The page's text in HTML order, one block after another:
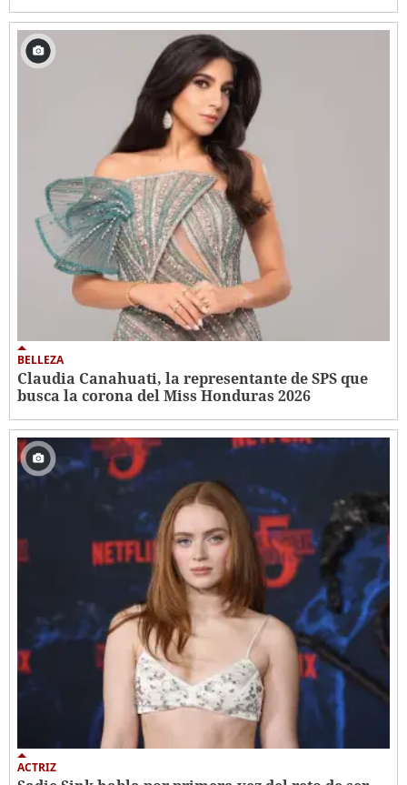
BELLEZA
Claudia Canahuati, la representante de SPS que
busca la corona del Miss Honduras 2026
ACTRIZ